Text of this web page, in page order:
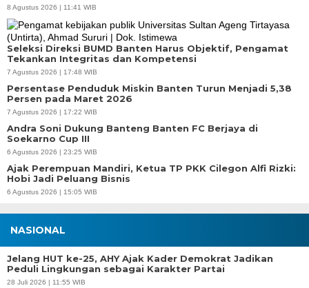
8 Agustus 2026 | 11:41 WIB
Seleksi Direksi BUMD Banten Harus Objektif, Pengamat
Tekankan Integritas dan Kompetensi
7 Agustus 2026 | 17:48 WIB
Persentase Penduduk Miskin Banten Turun Menjadi 5,38
Persen pada Maret 2026
7 Agustus 2026 | 17:22 WIB
Andra Soni Dukung Banteng Banten FC Berjaya di
Soekarno Cup III
6 Agustus 2026 | 23:25 WIB
Ajak Perempuan Mandiri, Ketua TP PKK Cilegon Alfi Rizki:
Hobi Jadi Peluang Bisnis
6 Agustus 2026 | 15:05 WIB
NASIONAL
Jelang HUT ke-25, AHY Ajak Kader Demokrat Jadikan
Peduli Lingkungan sebagai Karakter Partai
28 Juli 2026 | 11:55 WIB